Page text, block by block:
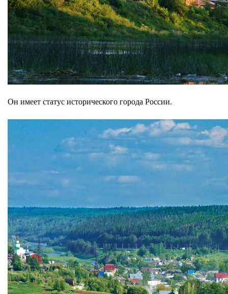
Он имеет статус исторического города России.